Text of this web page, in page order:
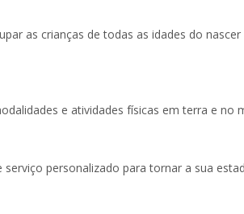
as crianças de todas as idades do
e atividades físicas em terra e no
personalizado para tornar a sua